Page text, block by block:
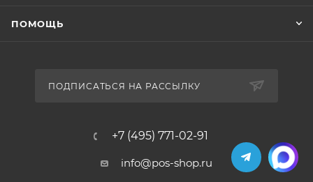
ПОМОЩЬ
ПОДПИСАТЬСЯ НА РАССЫЛКУ
+7 (495) 771-02-91
info@pos-shop.ru